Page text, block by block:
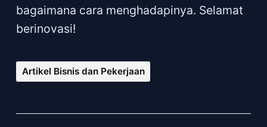
bagaimana cara menghadapinya. Selamat
berinovasi!
Artikel Bisnis dan Pekerjaan